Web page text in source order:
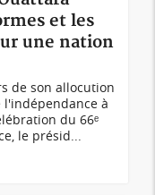
et les
une nation
de son allocution
à
du 66ᵉ
le présid...